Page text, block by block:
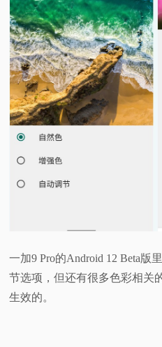
一加9 Pro的Android 12 Beta版
节选项，但还有很多色彩相关
生效的。